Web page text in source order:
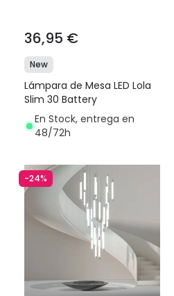
36,95 €
New
Lámpara de Mesa LED Lola
Slim 30 Battery
En Stock, entrega en
48/72h
-24%